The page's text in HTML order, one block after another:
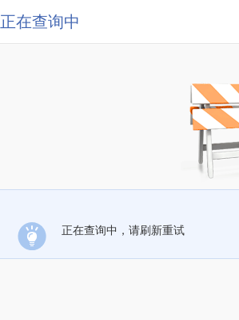
正在查询中
正在查询中，请刷新重试